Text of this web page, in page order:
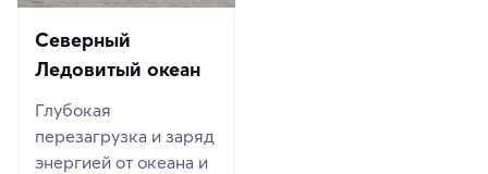
Северный
Ледовитый океан
Глубокая
перезагрузка и заряд
энергией от океана и